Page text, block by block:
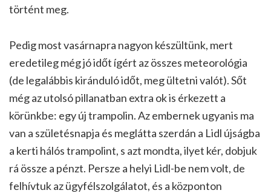
történt meg.
Pedig most vasárnapra nagyon készültünk, mert
eredetileg még jó időt ígért az összes meteorológia
(de legalábbis kiránduló időt, meg ültetni valót). Sőt
még az utolsó pillanatban extra ok is érkezett a
körünkbe: egy új trampolin. Az embernek ugyanis ma
van a születésnapja és meglátta szerdán a Lidl újságba
a kerti hálós trampolint, s azt mondta, ilyet kér, dobjuk
rá össze a pénzt. Persze a helyi Lidl-be nem volt, de
felhívtuk az ügyfélszolgálatot, és a központon